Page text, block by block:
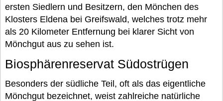
ersten Siedlern und Besitzern, den Mönchen des
Klosters Eldena bei Greifswald, welches trotz mehr
als 20 Kilometer Entfernung bei klarer Sicht von
Mönchgut aus zu sehen ist.
Biosphärenreservat Südostrügen
Besonders der südliche Teil, oft als das eigentliche
Mönchgut bezeichnet, weist zahlreiche natürliche